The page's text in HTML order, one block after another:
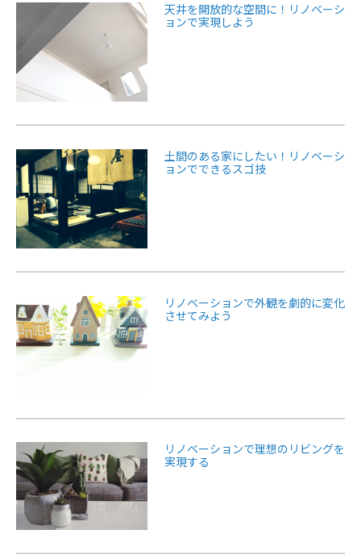
天井を開放的な空間に！リノベーシ
ョンで実現しよう
土間のある家にしたい！リノベーシ
ョンでできるスゴ技
リノベーションで外観を劇的に変化
させてみよう
リノベーションで理想のリビングを
実現する